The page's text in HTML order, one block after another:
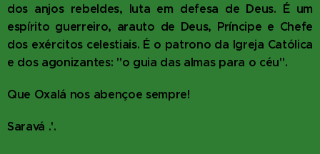
dos anjos rebeldes, luta em defesa de Deus. É um
espírito guerreiro, arauto de Deus, Príncipe e Chefe
dos exércitos celestiais. É o patrono da Igreja Católica
e dos agonizantes: "o guia das almas para o céu".
Que Oxalá nos abençoe sempre!
Saravá .'.